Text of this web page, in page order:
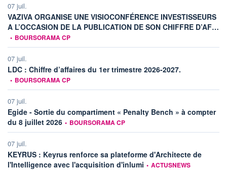
07 juil.
VAZIVA ORGANISE UNE VISIOCONFÉRENCE INVESTISSEURS
A L’OCCASION DE LA PUBLICATION DE SON CHIFFRE D’AF…
• BOURSORAMA CP
07 juil.
LDC : Chiffre d’affaires du 1er trimestre 2026-2027.
• BOURSORAMA CP
07 juil.
Egide - Sortie du compartiment « Penalty Bench » à compter
du 8 juillet 2026 information fournie par
• BOURSORAMA CP
07 juil.
KEYRUS : Keyrus renforce sa plateforme d'Architecte de
l'Intelligence avec l'acquisition d'inlumi information fournie par
• ACTUSNEWS